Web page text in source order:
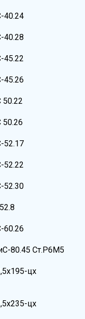
40.24
40.28
45.22
45.26
52.17
52.22
52.30
60.26
80.45 Ст.Р6М5
цх
цх